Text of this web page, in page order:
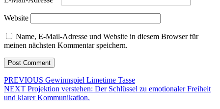
Website
Name, E-Mail-Adresse und Website in diesem Browser für
meinen nächsten Kommentar speichern.
Beitragsnavigation
PREVIOUS Previous
post:
Gewinnspiel Limetime Tasse
NEXT Next
post:
Projektion verstehen: Der Schlüssel zu emotionaler Freiheit
und klarer Kommunikation.